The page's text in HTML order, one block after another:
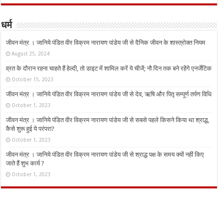
धर्म
जीवन मंत्र । जानिये पंडित वीर विक्रम नारायण पांडेय जी से दैनिक जीवन के शास्त्रोक्त नियम
August 25, 2024
व्रत के दौरान रहना चाहते हैं हेल्दी, तो डाइट में शामिल करें ये चीजें; नौ दिन तक बने रहेंगे एनर्जेटिक
October 15, 2023
जीवन मंत्र । जानिये पंडित वीर विक्रम नारायण पांडेय जी से देव, ऋषि और पितृ सम्पूर्ण तर्पण विधि
October 1, 2023
जीवन मंत्र । जानिये पंडित वीर विक्रम नारायण पांडेय जी से सबसे पहले किसने किया था श्राद्ध,
कैसे शुरू हुई ये परंपरा?
October 1, 2023
जीवन मंत्र । जानिये पंडित वीर विक्रम नारायण पांडेय जी से श्राद्ध पक्ष के समय क्यों नहीं किए
जाते हैं शुभ कार्य ?
October 1, 2023